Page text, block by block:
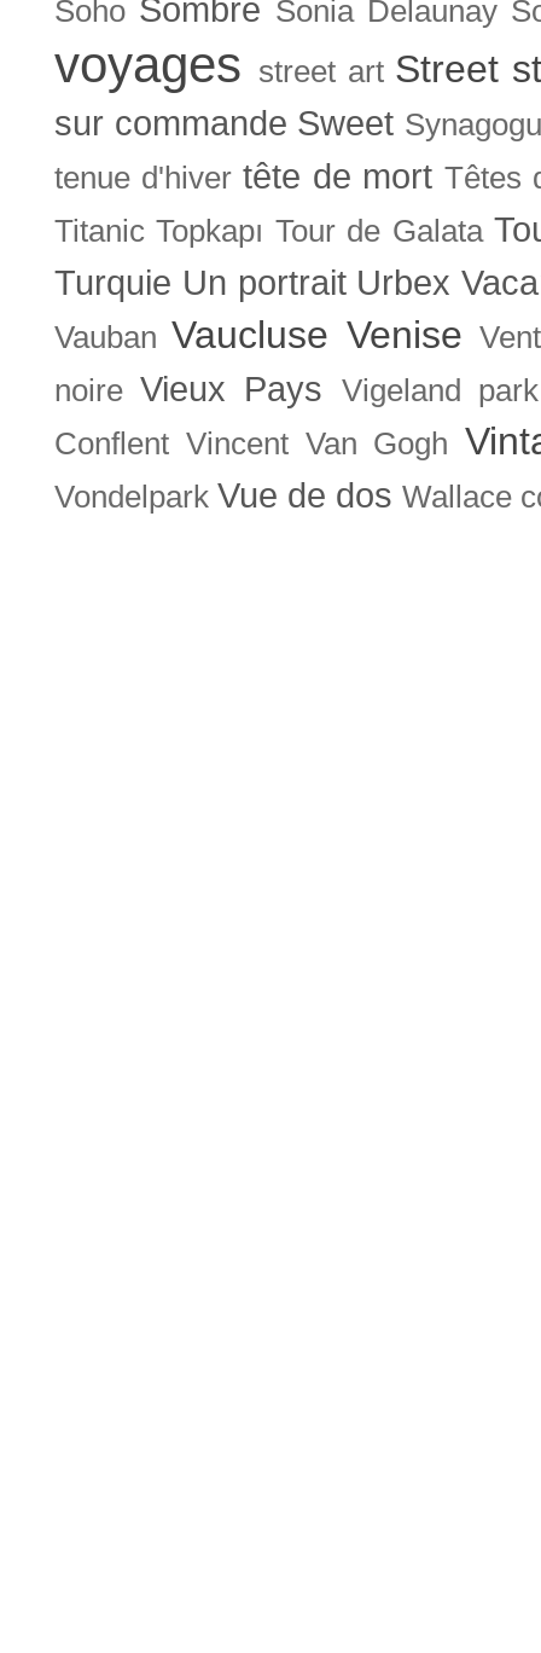
Soho Sombre Sonia Delaunay
voyages street art Street
sur commande Sweet
tenue d'hiver tête de mort Têtes
Titanic Topkapı Tour de Galata
Turquie Un portrait Urbex
Vauban Vaucluse Venise
noire Vieux Pays
Vigeland park
Conflent Vincent Van Gogh
Vondelpark Vue de dos Wallace